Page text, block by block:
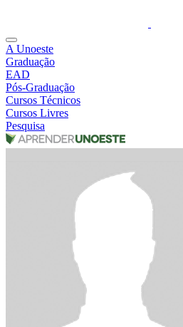
A Unoeste
Graduação
EAD
Pós-Graduação
Cursos Técnicos
Cursos Livres
Pesquisa